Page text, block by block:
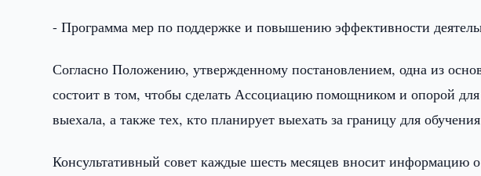
- Программа мер по поддержке и повышению эффективности
Согласно Положению, утвержденному постановлением, одна из
состоит в том, чтобы сделать Ассоциацию помощником и опорой
выехала, а также тех, кто планирует выехать за границу для
Консультативный совет каждые шесть месяцев вносит информацию